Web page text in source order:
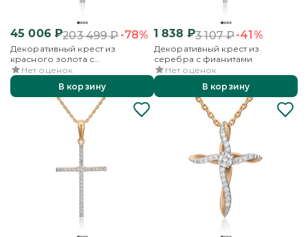
45 006₽203 499₽-78%
Декоративный крест из
красного золота с
бриллиантами
Нет оценок
В корзину
1 838 ₽3 107₽-41%
Декоративный крест из
серебра с фианитами
Нет оценок
В корзину